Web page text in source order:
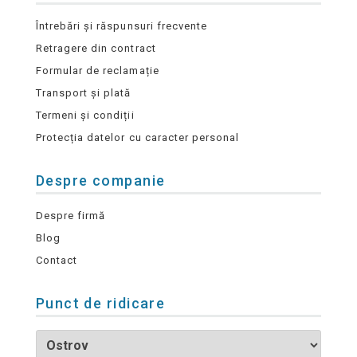
Întrebări și răspunsuri frecvente
Retragere din contract
Formular de reclamație
Transport și plată
Termeni și condiții
Protecția datelor cu caracter personal
Despre companie
Despre firmă
Blog
Contact
Punct de ridicare